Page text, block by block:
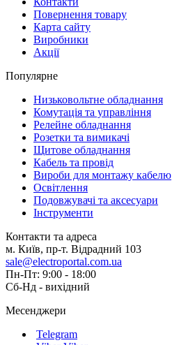
Повернення товару
Карта сайту
Виробники
Акції
Популярне
Низьковольтне обладнання
Комутація та управління
Релейне обладнання
Розетки та вимикачі
Щитове обладнання
Кабель та провід
Вироби для монтажу кабелю
Освітлення
Подовжувачі та аксесуари
Інструменти
Контакти та адреса
м. Київ, пр-т. Відрадний 103
sale@electroportal.com.ua
Пн-Пт: 9:00 - 18:00
Сб-Нд - вихідний
Месенджери
Telegram